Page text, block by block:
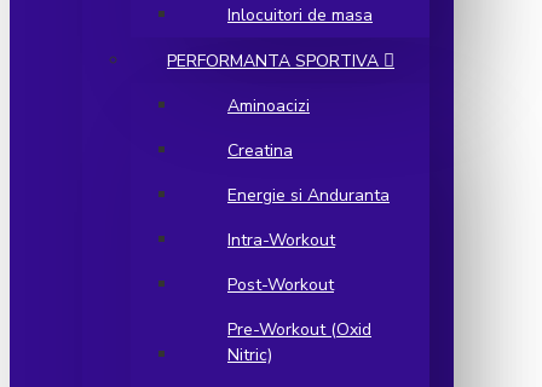
Inlocuitori de masa
PERFORMANTA SPORTIVA
Aminoacizi
Creatina
Energie si Anduranta
Intra-Workout
Post-Workout
Pre-Workout (Oxid
Nitric)